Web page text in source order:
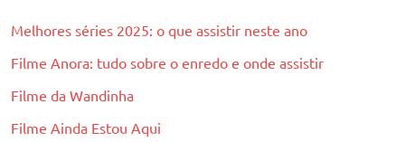
Melhores séries 2025: o que assistir neste ano
Filme Anora: tudo sobre o enredo e onde assistir
Filme da Wandinha
Filme Ainda Estou Aqui